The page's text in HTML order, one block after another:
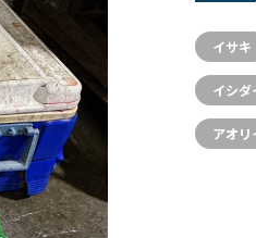
イサキ
イシダ
アオリ